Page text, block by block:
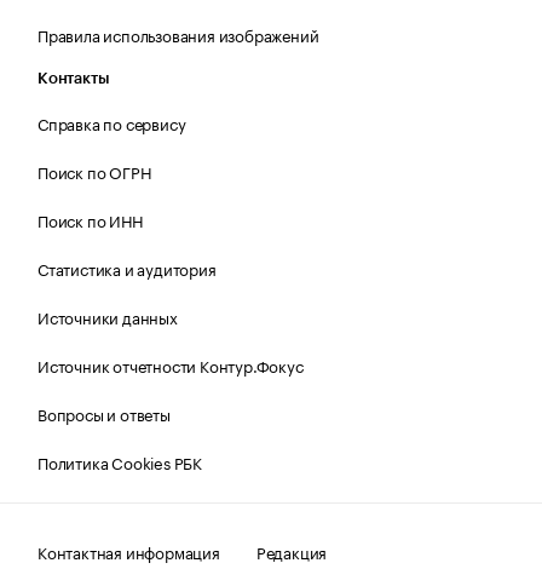
Правила использования изображений
Контакты
Справка по сервису
Поиск по ОГРН
Поиск по ИНН
Статистика и аудитория
Источники данных
Источник отчетности Контур.Фокус
Вопросы и ответы
Политика Cookies РБК
Контактная информация Редакция